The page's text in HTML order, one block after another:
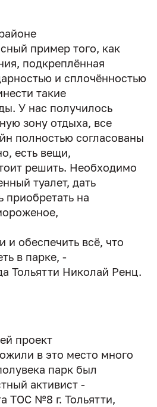
пример того, как
подкреплённая
и сплочённостью
такие
У нас получилось
зону отдыха, все
полностью согласованы
есть вещи,
решить. Необходимо
туалет, дать
на
и обеспечить всё, что
в парке, -
Тольятти Николай Ренц.
проект
в это место много
парк был
активист -
ТОС №8 г. Тольятти,